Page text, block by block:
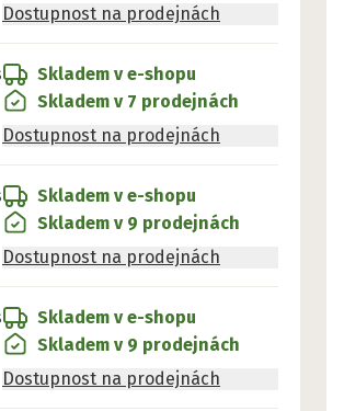
Dostupnost na prodejnách
Skladem v e-shopu
Skladem v 7 prodejnách
Dostupnost na prodejnách
Skladem v e-shopu
Skladem v 9 prodejnách
Dostupnost na prodejnách
Skladem v e-shopu
Skladem v 9 prodejnách
Dostupnost na prodejnách